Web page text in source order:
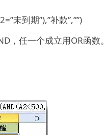
未到期”),”补款”,””)
，任一个成立用OR函数。